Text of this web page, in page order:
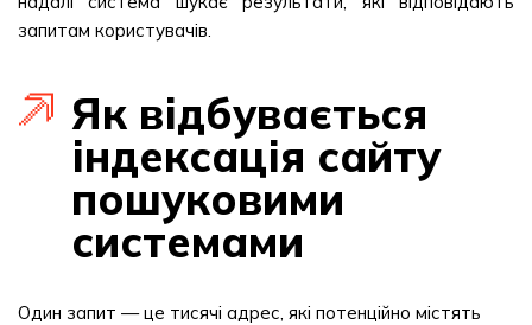
запитам користувачів.
Як відбувається
індексація сайту
пошуковими
системами
Один запит — це тисячі адрес, які потенційно містять